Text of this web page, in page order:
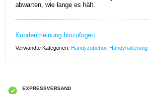
abwarten, wie lange es hält.
Kundenmeinung hinzufügen
Verwandte Kategorien: Handyzubehör, Handyhalterung
EXPRESSVERSAND